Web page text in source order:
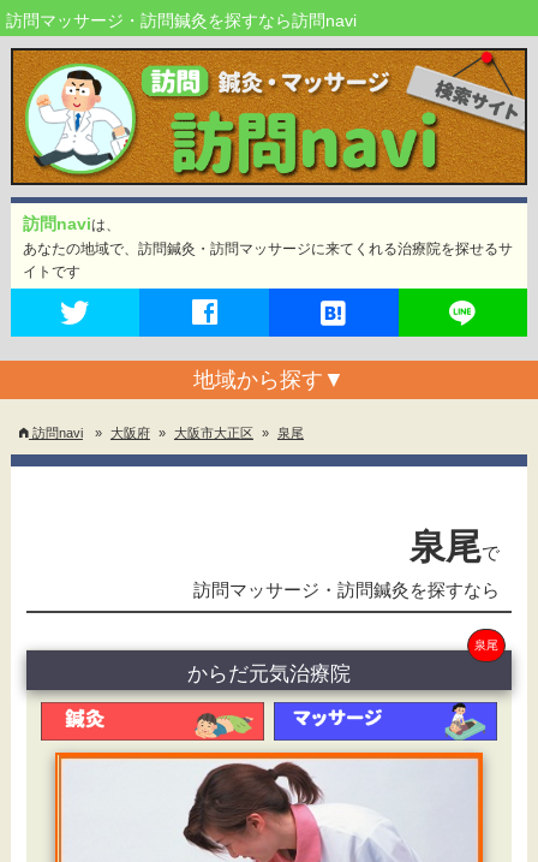
訪問マッサージ・訪問鍼灸を探すなら訪問navi
訪問naviは、
あなたの地域で、訪問鍼灸・訪問マッサージに来てくれる治療院を探せるサ
イトです
地域から探す ▼
訪問navi » 大阪府 » 大阪市大正区 » 泉尾
泉尾で
訪問マッサージ・訪問鍼灸を探すなら
泉尾
からだ元気治療院